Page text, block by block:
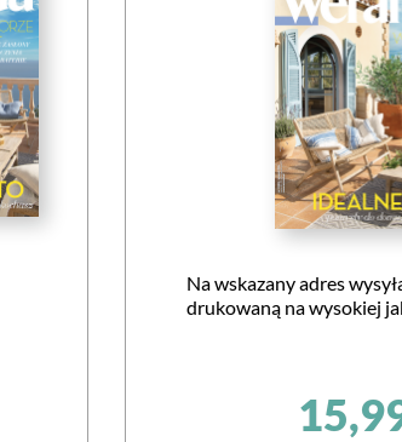
Na wskazany adres
drukowaną na wysokiej